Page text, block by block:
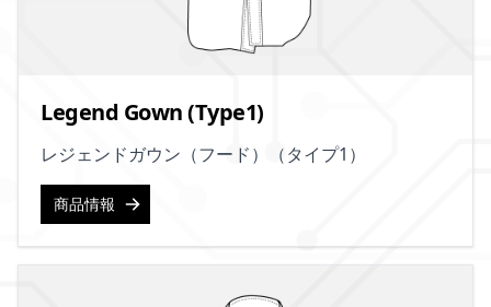
Legend Gown (Type1)
レジェンドガウン（フード）（タイプ1）
商品情報